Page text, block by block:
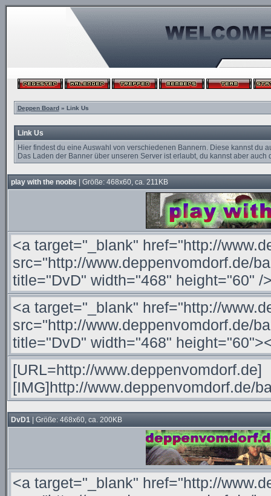
Deppen Board» Link Us
Link Us
Hier findest du eine Auswahl von verschiedenen Bannern. Diese kannst
Das Laden der Banner über unseren Server ist erlaubt, du kannst aber
play with the noobs | Größe: 468x60, ca. 211KB
DvD1 | Größe: 468x60, ca. 200KB